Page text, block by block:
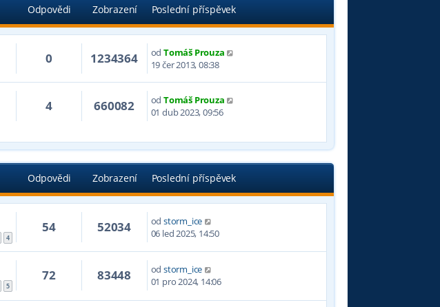
Odpovědi Zobrazení Poslední příspěvek
0 1234364 od Tomáš Prouza
19 čer 2013, 08:38
4 660082 od Tomáš Prouza
01 dub 2023, 09:56
Odpovědi Zobrazení Poslední příspěvek
4
54 52034 od storm_ice
06 led 2025, 14:50
5
72 83448 od storm_ice
01 pro 2024, 14:06